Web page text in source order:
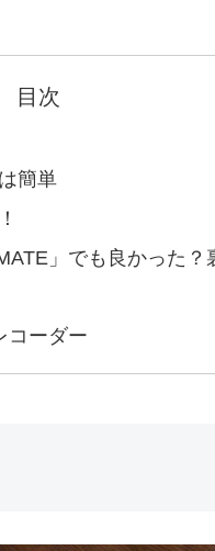
目次
簡単
」でも良かった？
コーダー